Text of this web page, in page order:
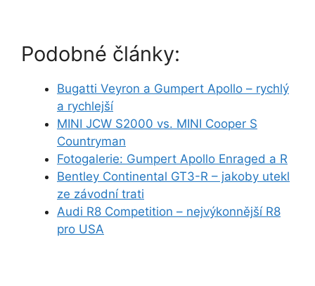
Podobné články:
Bugatti Veyron a Gumpert Apollo – rychlý
a rychlejší
MINI JCW S2000 vs. MINI Cooper S
Countryman
Fotogalerie: Gumpert Apollo Enraged a R
Bentley Continental GT3-R – jakoby utekl
ze závodní trati
Audi R8 Competition – nejvýkonnější R8
pro USA